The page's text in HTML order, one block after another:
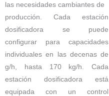
las necesidades cambiantes de
producción. Cada estación
dosificadora se puede
configurar para capacidades
individuales en las decenas de
g/h, hasta 170 kg/h. Cada
estación dosificadora está
equipada con un control